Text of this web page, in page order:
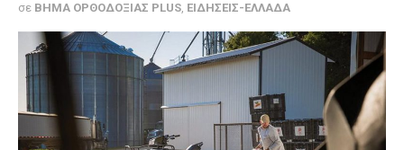
σε ΒΗΜΑ ΟΡΘΟΔΟΞΙΑΣ PLUS, ΕΙΔΗΣΕΙΣ-ΕΛΛΑΔΑ